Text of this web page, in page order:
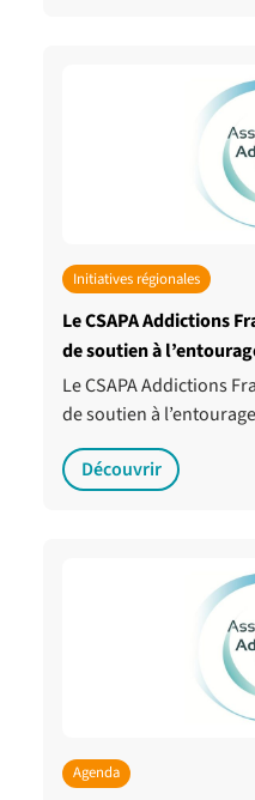
Initiatives régionales
Le CSAPA Addictions
de soutien à
Le CSAPA Addictions
de soutien à
Découvrir
Agenda